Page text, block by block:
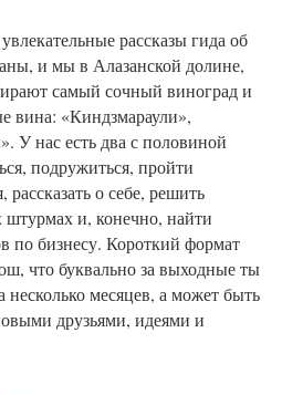
рассказы гида об
и мы в Алазанской долине,
самый сочный виноград и
вина: «Киндзмараули»,
У нас есть два с половиной
подружиться, пройти
о себе, решить
и, конечно, найти
по бизнесу. Короткий формат
что буквально за выходные ты
несколько месяцев, а может быть
друзьями, идеями и